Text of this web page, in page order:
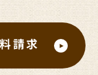
請求